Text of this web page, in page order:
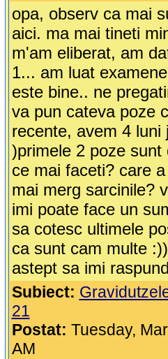
opa, observ ca mai
aici. ma mai tineti
m'am eliberat, am
1... am luat
este bine.. ne
va pun cateva poze
recente, avem 4 luni
)primele 2 poze
ce mai faceti? care
mai merg sarcinile?
imi poate face un
sa cotesc ultimele
ca sunt cam multe
astept sa imi
Subiect:
21
Postat: Tuesday,
AM